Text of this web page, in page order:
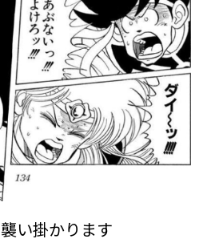
い掛かります